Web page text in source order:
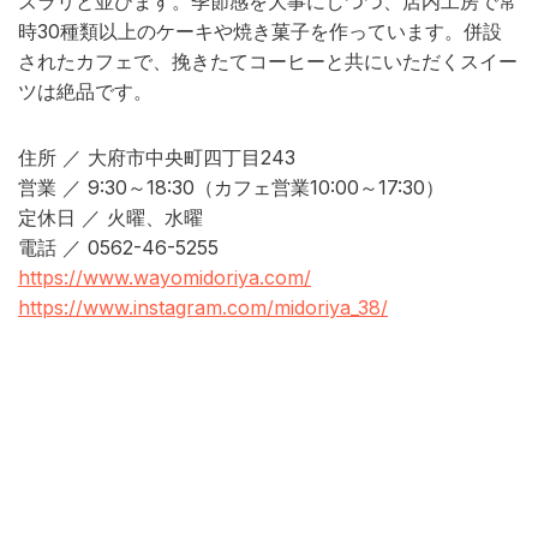
時30種類以上のケーキや焼き菓子を作っています。併設
されたカフェで、挽きたてコーヒーと共にいただくスイー
ツは絶品です。
住所 ／ 大府市中央町四丁目243
営業 ／ 9:30～18:30（カフェ営業10:00～17:30）
定休日 ／ 火曜、水曜
電話 ／ 0562-46-5255
https://www.wayomidoriya.com/
https://www.instagram.com/midoriya_38/